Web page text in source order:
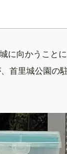
に向かうことに
首里城公園の